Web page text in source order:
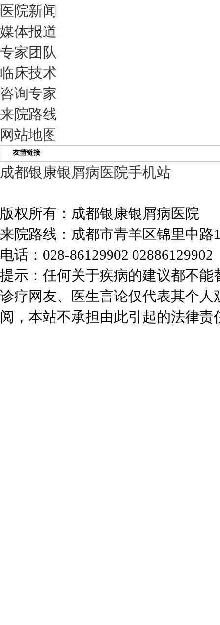
医院新闻
媒体报道
专家团队
临床技术
咨询专家
来院路线
网站地图
友情链接
成都银康银屑病医院手机站
版权所有：成都银康银屑病医院
来院路线：成都市青羊区锦里中
电话：028-86129902 02886129902
提示：任何关于疾病的建议都不
诊疗网友、医生言论仅代表其个
阅，本站不承担由此引起的法律责